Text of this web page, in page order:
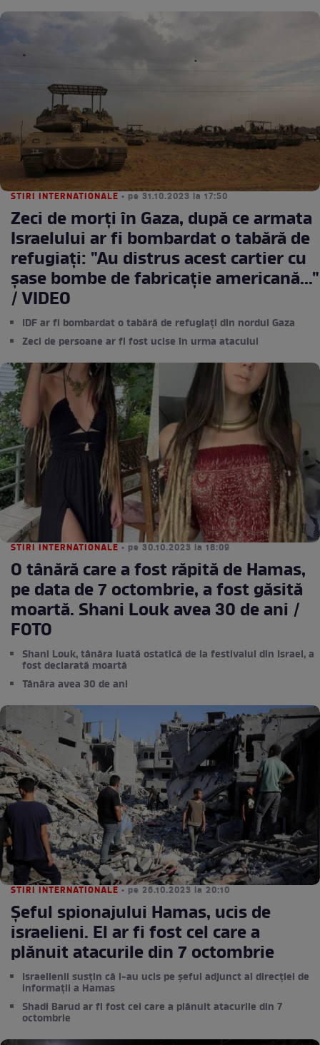
STIRI INTERNATIONALE • pe 31.10.2023 la 17:50
Zeci de morți în Gaza, după ce armata
Israelului ar fi bombardat o tabără de
refugiați: "Au distrus acest cartier cu
șase bombe de fabricație americană..."
/ VIDEO
IDF ar fi bombardat o tabără de refugiați din nordul Gaza
Zeci de persoane ar fi fost ucise în urma atacului
STIRI INTERNATIONALE • pe 30.10.2023 la 18:09
O tânără care a fost răpită de Hamas,
pe data de 7 octombrie, a fost găsită
moartă. Shani Louk avea 30 de ani /
FOTO
Shani Louk, tânăra luată ostatică de la festivalul din Israel, a
fost declarată moartă
Tânăra avea 30 de ani
STIRI INTERNATIONALE • pe 26.10.2023 la 20:10
Șeful spionajului Hamas, ucis de
israelieni. El ar fi fost cel care a
plănuit atacurile din 7 octombrie
Israelienii susțin că l-au ucis pe șeful adjunct al direcției de
informații a Hamas
Shadi Barud ar fi fost cel care a plănuit atacurile din 7
octombrie